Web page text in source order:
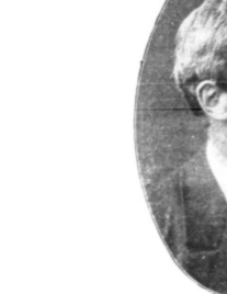
AVKB-Edition
AVKB-Edition
Buchempfehlungen
Neubuchsortiment